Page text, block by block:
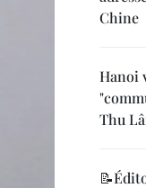
Chine
Hanoi
Thu